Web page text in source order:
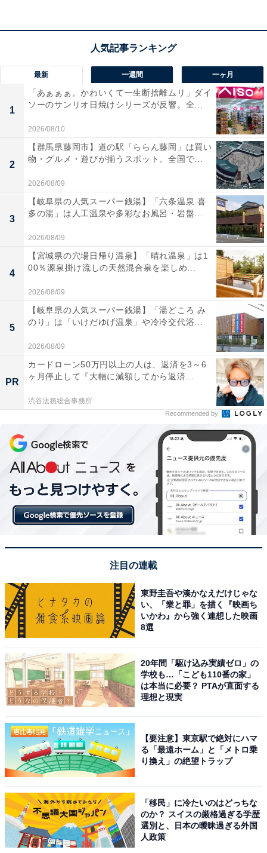
所在地：福島県福島市飯坂町湯野字新湯6
交通手段：福島交通飯坂線 飯坂温泉駅より車で約5分
（無料送迎バスあり）／東北自動車道 福島飯坂ICより約
12分
料金
大人1名（参考価格）：1万7600円
※料金は公式Webサイト参考価格
※プラン・部屋により価格は変動します
チェックイン・チェックアウト
チェックイン：15:00
チェックアウト：10:00
※プランにより時間が異なる可能性があります
【福島県の人気ホテル】「奥飯坂 穴原温泉
匠のこころ 吉川屋」は絶景露天風呂と歴史あ
るおもてなしが魅力
「会津東山温泉 くつろぎ宿 新滝」は4種の源泉か
け流しを湯巡りで楽しむ宿
会津東山温泉 くつろぎ宿 新滝（画像：「会津東山温泉 くつろぎ宿 新滝」公
最新 一週間 一ヶ月
1
「あぁぁぁ。かわいくて一生断捨離ムリ」ダイ
ソーのサンリオ日焼けシリーズが反響。全...
2026/08/10
2
【群馬県藤岡市】道の駅「ららん藤岡」は買い
物・グルメ・遊びが揃うスポット。全国で...
2026/08/09
3
【岐阜県の人気スーパー銭湯】「六条温泉 喜
多の湯」は人工温泉や多彩なお風呂・岩盤...
2026/08/09
4
【宮城県の穴場日帰り温泉】「晴れ温泉」は1
00％源泉掛け流しの天然混合泉を楽しめ...
2026/08/09
5
【岐阜県の人気スーパー銭湯】「湯どころ み
のり」は「いけだゆげ温泉」や冷冷交代浴...
2026/08/09
PR
カードローン50万円以上の人は、返済を3～6
ヶ月停止して『大幅に減額してから返済...
渋谷法務総合事務所
Recommended by
注目の連載
東野圭吾や湊かなえだけじゃな
い、「業と罪」を描く『映画ち
いかわ』から強く連想した映画
8選
20年間「駆け込み実績ゼロ」の
学校も…「こども110番の家」
は本当に必要？ PTAが直面する
理想と現実
【要注意】東京駅で絶対にハマ
る「最遠ホーム」と「メトロ乗
り換え」の絶望トラップ
「移民」に冷たいのはどっちな
のか？ スイスの厳格過ぎる学歴
選別と、日本の曖昧過ぎる外国
人政策